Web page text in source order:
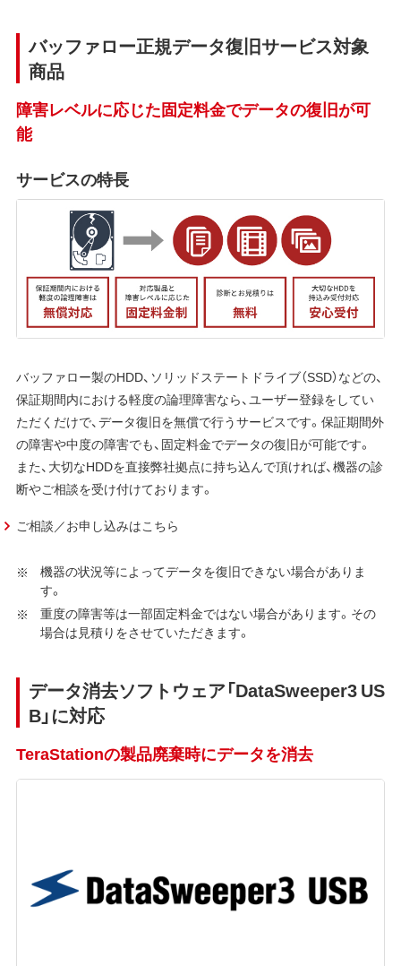
バッファロー正規データ復旧サービス対象
商品
障害レベルに応じた固定料金でデータの復旧が可
能
サービスの特長
バッファロー製のHDD、ソリッドステートドライブ（SSD）などの、
保証期間内における軽度の論理障害なら、ユーザー登録をしてい
ただくだけで、データ復旧を無償で行うサービスです。保証期間外
の障害や中度の障害でも、固定料金でデータの復旧が可能です。
また、大切なHDDを直接弊社拠点に持ち込んで頂ければ、機器の診
断やご相談を受け付けております。
ご相談／お申し込みはこちら
機器の状況等によってデータを復旧できない場合がありま
す。
重度の障害等は一部固定料金ではない場合があります。その
場合は見積りをさせていただきます。
データ消去ソフトウェア「DataSweeper3 US
B」に対応
TeraStationの製品廃棄時にデータを消去